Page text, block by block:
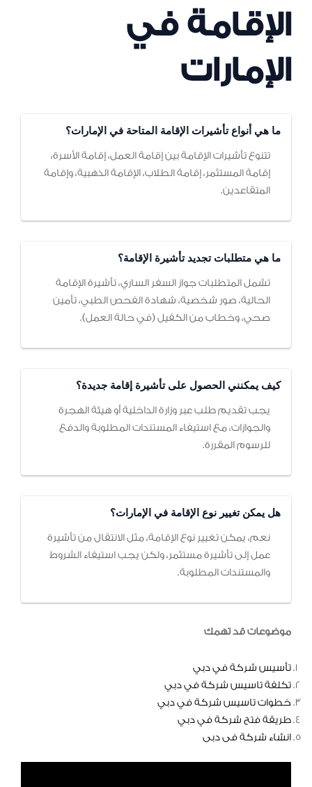
الإقامة في
الإمارات
ما هي أنواع تأشيرات الإقامة المتاحة في الإمارات؟
تتنوع تأشيرات الإقامة بين إقامة العمل، إقامة الأسرة،
إقامة المستثمر، إقامة الطلاب، الإقامة الذهبية، وإقامة
المتقاعدين.
ما هي متطلبات تجديد تأشيرة الإقامة؟
تشمل المتطلبات جواز السفر الساري، تأشيرة الإقامة
الحالية، صور شخصية، شهادة الفحص الطبي، تأمين
صحي، وخطاب من الكفيل (في حالة العمل).
كيف يمكنني الحصول على تأشيرة إقامة جديدة؟
يجب تقديم طلب عبر وزارة الداخلية أو هيئة الهجرة
والجوازات، مع استيفاء المستندات المطلوبة والدفع
للرسوم المقررة.
هل يمكن تغيير نوع الإقامة في الإمارات؟
نعم، يمكن تغيير نوع الإقامة، مثل الانتقال من تأشيرة
عمل إلى تأشيرة مستثمر، ولكن يجب استيفاء الشروط
والمستندات المطلوبة.
موضوعات قد تهمك
تأسيس شركة في دبي
تكلفة تاسيس شركة في دبي
خطوات تاسيس شركة في دبي
طريقة فتح شركة في دبي
انشاء شركة فى دبى